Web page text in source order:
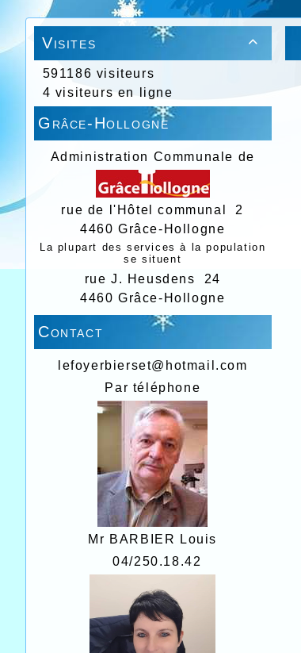

Visites
591186 visiteurs
4 visiteurs en ligne
Grâce-Hollogne
Administration Communale de
rue de l'Hôtel communal 2
4460 Grâce-Hollogne
La plupart des services à la population
se situent
rue J. Heusdens 24
4460 Grâce-Hollogne
Contact
lefoyerbierset@hotmail.com
Par téléphone
Mr BARBIER Louis
04/250.18.42